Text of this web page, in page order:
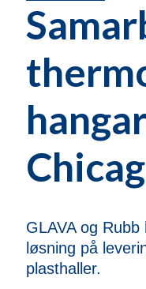
GLAVA og
løsning på
plasthaller.